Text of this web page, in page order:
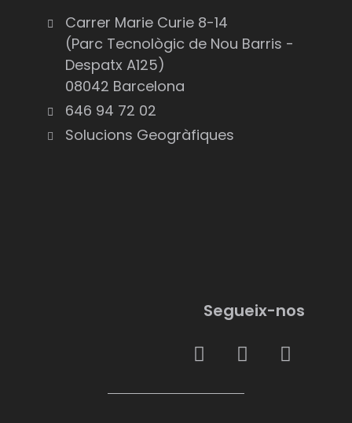
Carrer Marie Curie 8-14
(Parc Tecnològic de Nou Barris -
Despatx A125)
08042 Barcelona
646 94 72 02
Solucions Geogràfiques
Segueix-nos